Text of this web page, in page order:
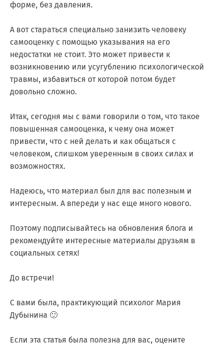
форме, без давления.
А вот стараться специально занизить человеку
самооценку с помощью указывания на его
недостатки не стоит. Это может привести к
возникновению или усугублению психологической
травмы, избавиться от которой потом будет
довольно сложно.
Итак, сегодня мы с вами говорили о том, что такое
повышенная самооценка, к чему она может
привести, что с ней делать и как общаться с
человеком, слишком уверенным в своих силах и
возможностях.
Надеюсь, что материал был для вас полезным и
интересным. А впереди у нас еще много нового.
Поэтому подписывайтесь на обновления блога и
рекомендуйте интересные материалы друзьям в
социальных сетях!
До встречи!
С вами была, практикующий психолог Мария
Дубынина 🙂
Если эта статья была полезна для вас, оцените